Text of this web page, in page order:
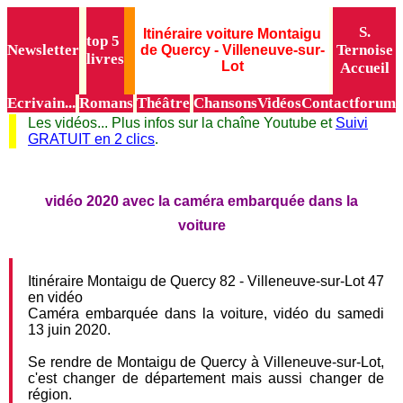
Newsletter
top 5
livres
Itinéraire voiture Montaigu
de Quercy - Villeneuve-sur-
Lot
S.
Ternoise
Accueil
Ecrivain... Romans Théâtre ChansonsVidéosContactforum
Les vidéos... Plus infos sur la chaîne Youtube et Suivi
GRATUIT en 2 clics.
vidéo 2020 avec la caméra embarquée dans la
voiture
Itinéraire Montaigu de Quercy 82 - Villeneuve-sur-Lot 47
en vidéo
Caméra embarquée dans la voiture, vidéo du samedi
13 juin 2020.
Se rendre de Montaigu de Quercy à Villeneuve-sur-Lot,
c'est changer de département mais aussi changer de
région.